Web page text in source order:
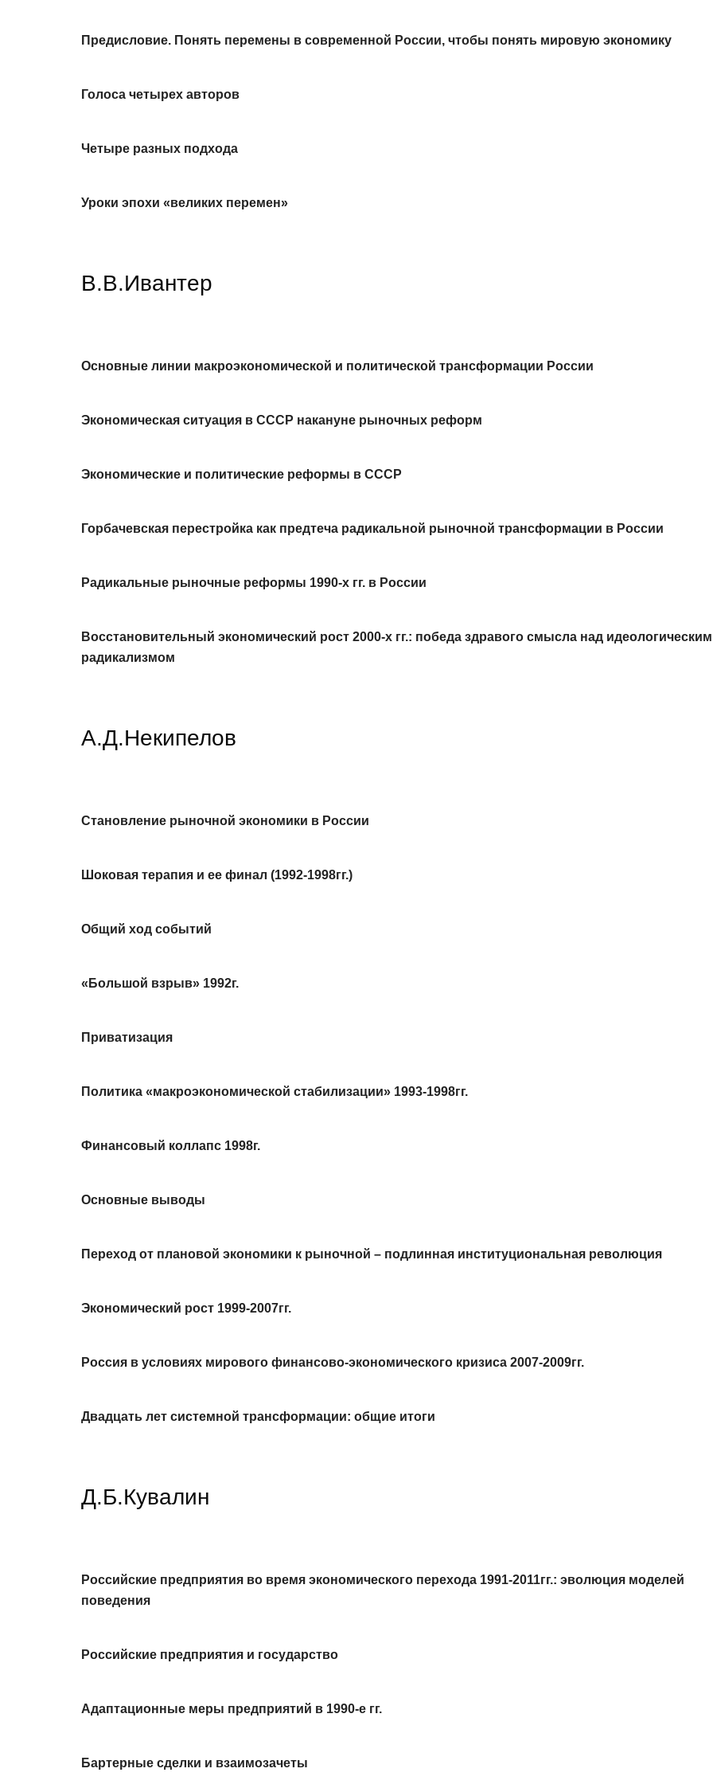
Предисловие. Понять перемены в современной России, чтобы понять мировую экономику
Голоса четырех авторов
Четыре разных подхода
Уроки эпохи «великих перемен»
В.В.Ивантер
Основные линии макроэкономической и политической трансформации России
Экономическая ситуация в СССР накануне рыночных реформ
Экономические и политические реформы в СССР
Горбачевская перестройка как предтеча радикальной рыночной трансформации в России
Радикальные рыночные реформы 1990-х гг. в России
Восстановительный экономический рост 2000-х гг.: победа здравого смысла над идеологическим
радикализмом
А.Д.Некипелов
Становление рыночной экономики в России
Шоковая терапия и ее финал (1992-1998гг.)
Общий ход событий
«Большой взрыв» 1992г.
Приватизация
Политика «макроэкономической стабилизации» 1993-1998гг.
Финансовый коллапс 1998г.
Основные выводы
Переход от плановой экономики к рыночной – подлинная институциональная революция
Экономический рост 1999-2007гг.
Россия в условиях мирового финансово-экономического кризиса 2007-2009гг.
Двадцать лет системной трансформации: общие итоги
Д.Б.Кувалин
Российские предприятия во время экономического перехода 1991-2011гг.: эволюция моделей
поведения
Российские предприятия и государство
Адаптационные меры предприятий в 1990-е гг.
Бартерные сделки и взаимозачеты